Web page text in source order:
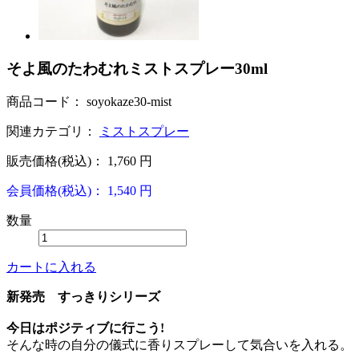
そよ風のたわむれミストスプレー30ml
商品コード： soyokaze30-mist
関連カテゴリ： ミストスプレー
販売価格(税込)： 1,760 円
会員価格(税込)： 1,540 円
数量
カートに入れる
新発売 すっきりシリーズ
今日はポジティブに行こう!
そんな時の自分の儀式に香りスプレーして気合いを入れる。